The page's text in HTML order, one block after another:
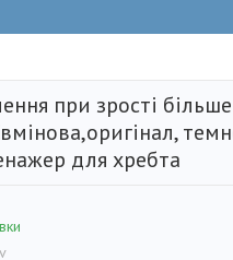
при зрості
для хребта